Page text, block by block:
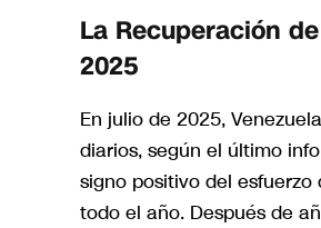
La Recuperación
2025
En julio de 2025,
diarios, según el último
signo positivo del
todo el año. Después de